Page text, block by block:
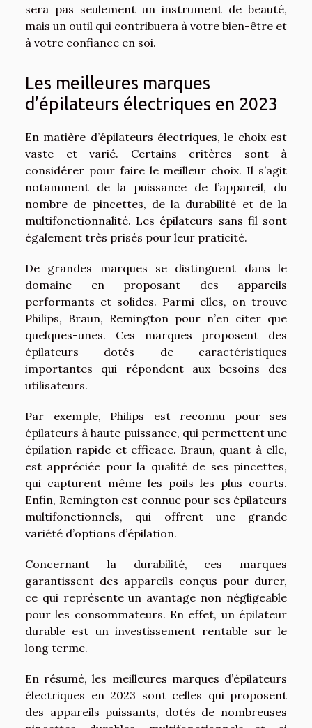
sera pas seulement un instrument de beauté,
mais un outil qui contribuera à votre bien-être et
à votre confiance en soi.
Les meilleures marques
d’épilateurs électriques en 2023
En matière d’épilateurs électriques, le choix est
vaste et varié. Certains critères sont à
considérer pour faire le meilleur choix. Il s’agit
notamment de la puissance de l’appareil, du
nombre de pincettes, de la durabilité et de la
multifonctionnalité. Les épilateurs sans fil sont
également très prisés pour leur praticité.
De grandes marques se distinguent dans le
domaine en proposant des appareils
performants et solides. Parmi elles, on trouve
Philips, Braun, Remington pour n’en citer que
quelques-unes. Ces marques proposent des
épilateurs dotés de caractéristiques
importantes qui répondent aux besoins des
utilisateurs.
Par exemple, Philips est reconnu pour ses
épilateurs à haute puissance, qui permettent une
épilation rapide et efficace. Braun, quant à elle,
est appréciée pour la qualité de ses pincettes,
qui capturent même les poils les plus courts.
Enfin, Remington est connue pour ses épilateurs
multifonctionnels, qui offrent une grande
variété d’options d’épilation.
Concernant la durabilité, ces marques
garantissent des appareils conçus pour durer,
ce qui représente un avantage non négligeable
pour les consommateurs. En effet, un épilateur
durable est un investissement rentable sur le
long terme.
En résumé, les meilleures marques d’épilateurs
électriques en 2023 sont celles qui proposent
des appareils puissants, dotés de nombreuses